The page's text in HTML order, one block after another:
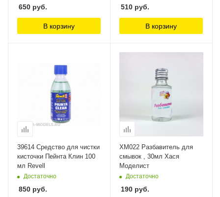
650 руб.
В корзину
510 руб.
В корзину
39614 Средство для чистки
кисточки Пейнта Клин 100
мл Revell
Достаточно
850 руб.
ХМ022 Разбавитель для
смывок , 30мл Хася
Моделист
Достаточно
190 руб.